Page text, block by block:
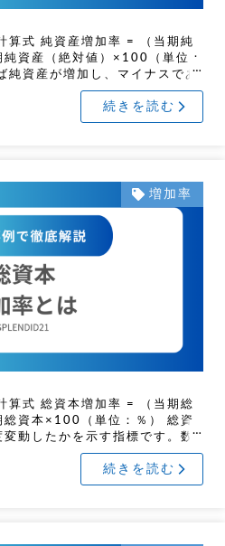
算式 純資産増加率 = （当期純
資産（絶対値）×100（単位：
純資産が増加し、マイナスであ
す。増加が良 […]
続きを読む
増加率
算式 総資本増加率 = （当期総
資本×100（単位：％） 総資
動したかを示す指標です。数
が増加し、マイ […]
続きを読む